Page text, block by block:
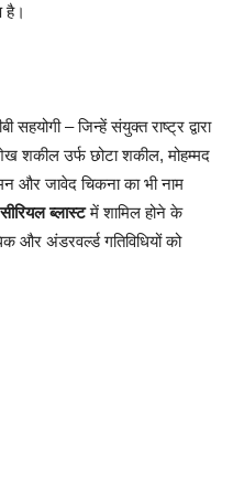
है।
सहयोगी – जिन्हें संयुक्त राष्ट्र द्वारा
शकील उर्फ छोटा शकील, मोहम्मद
और जावेद चिकना का भी नाम
ब्लास्टमें शामिल होने के
और अंडरवर्ल्ड गतिविधियों को